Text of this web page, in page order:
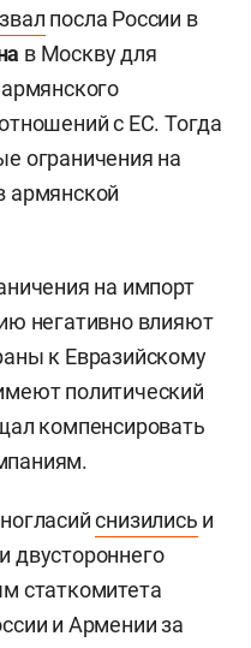
посла России в
в Москву для
с ЕС. Тогда
ограничения на
армянской
на импорт
негативно влияют
к Евразийскому
политический
компенсировать
снизились и
двустороннего
статкомитета
и Армении за